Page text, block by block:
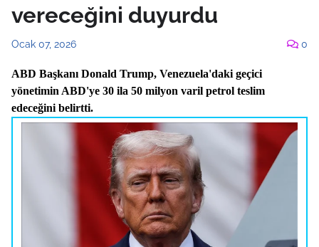
vereceğini duyurdu
Ocak 07, 2026 0
ABD Başkanı Donald Trump, Venezuela'daki geçici
yönetimin ABD'ye 30 ila 50 milyon varil petrol teslim
edeceğini belirtti.